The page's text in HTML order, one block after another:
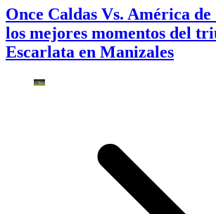
Once Caldas Vs. América
los mejores momentos del
Escarlata en Manizales